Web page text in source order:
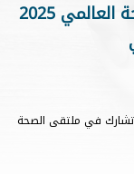
جمعية كفى تشارك في ملتقى الصحة العالمي 2025
في ملتقى الصحة